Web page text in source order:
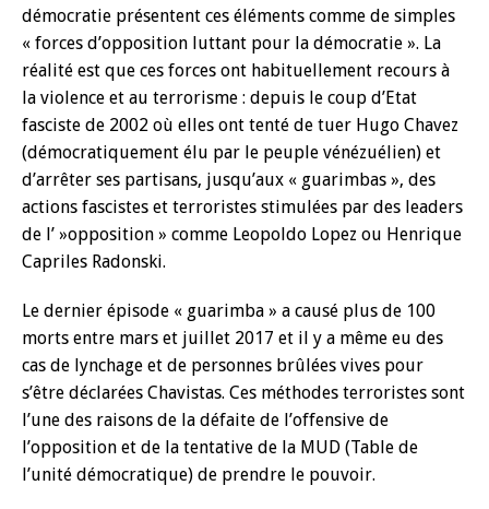
démocratie présentent ces éléments comme de simples
« forces d’opposition luttant pour la démocratie ». La
réalité est que ces forces ont habituellement recours à
la violence et au terrorisme : depuis le coup d’Etat
fasciste de 2002 où elles ont tenté de tuer Hugo Chavez
(démocratiquement élu par le peuple vénézuélien) et
d’arrêter ses partisans, jusqu’aux « guarimbas », des
actions fascistes et terroristes stimulées par des leaders
de l’ »opposition » comme Leopoldo Lopez ou Henrique
Capriles Radonski.
Le dernier épisode « guarimba » a causé plus de 100
morts entre mars et juillet 2017 et il y a même eu des
cas de lynchage et de personnes brûlées vives pour
s’être déclarées Chavistas. Ces méthodes terroristes sont
l’une des raisons de la défaite de l’offensive de
l’opposition et de la tentative de la MUD (Table de
l’unité démocratique) de prendre le pouvoir.